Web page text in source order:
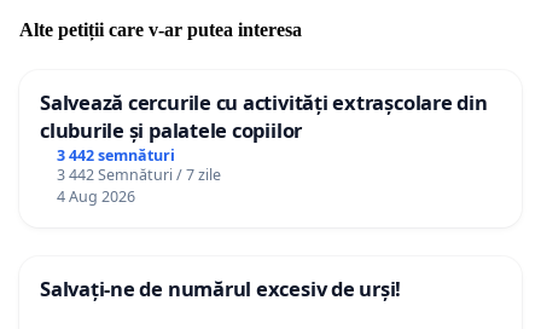
Alte petiții care v-ar putea interesa
Salvează cercurile cu activități extrașcolare din
cluburile și palatele copiilor
3 442 semnături
3 442 Semnături / 7 zile
4 Aug 2026
Salvați-ne de numărul excesiv de urși!